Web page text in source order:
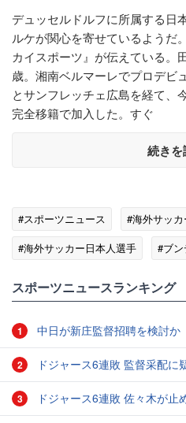
デュッセルドルフに所属する日
ルケが関心を寄せているようだ
カイスポーツ』が伝えている。
歳。湘南ベルマーレでプロデビ
とサンフレッチェ広島を経て、
完全移籍で加入した。すぐ
続きを
#スポーツニュース
#海外サッ
#海外サッカー日本人選手
#ブ
スポーツニュースランキング
1 中日が新庄監督招聘を検討か
2 ドジャース6連敗 監督采配に
3 ドジャース6連敗 佐々木が止